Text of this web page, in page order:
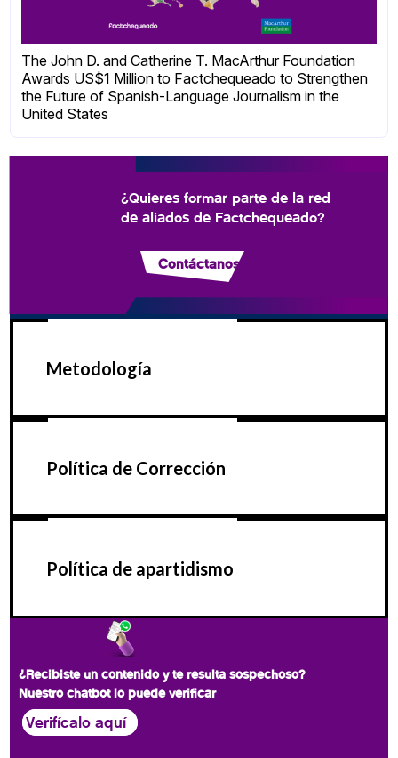
The John D. and Catherine T. MacArthur Foundation
Awards US$1 Million to Factchequeado to Strengthen
the Future of Spanish-Language Journalism in the
United States
¿Quieres formar parte de la red
de aliados de Factchequeado?
Contáctanos
Metodología
Política de Corrección
Política de apartidismo
¿Recibiste un contenido y te resulta sospechoso?
Nuestro chatbot lo puede verificar
Verifícalo aquí